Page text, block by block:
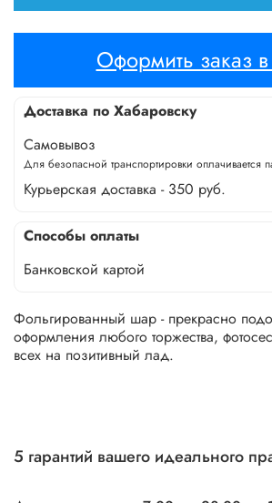
Оформить заказ
Доставка по Хабаровску
Самовывоз
Для безопасной транспортировки оплачивается
Курьерская доставка - 350 руб.
Способы оплаты
Банковской картой
Фольгированный шар - прекрасно
оформления любого торжества,
всех на позитивный лад.
5 гарантий вашего идеального